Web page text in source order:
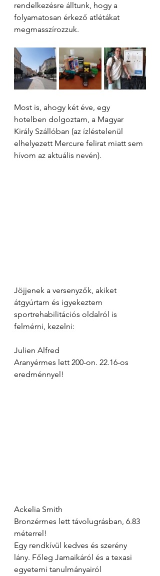
rendelkezésre álltunk, hogy a
folyamatosan érkező atlétákat
megmasszírozzuk.
Most is, ahogy két éve, egy
hotelben dolgoztam, a Magyar
Király Szállóban (az ízléstelenül
elhelyezett Mercure felirat miatt sem
hívom az aktuális nevén).
Jöjjenek a versenyzők, akiket
átgyúrtam és igyekeztem
sportrehabilitációs oldalról is
felmérni, kezelni:
Julien Alfred
Aranyérmes lett 200-on. 22.16-os
eredménnyel!
Ackelia Smith
Bronzérmes lett távolugrásban, 6.83
méterrel!
Egy rendkívül kedves és szerény
lány. Főleg Jamaikáról és a texasi
egyetemi tanulmányairól